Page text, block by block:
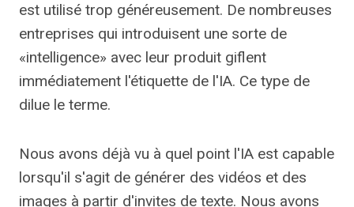
est utilisé trop généreusement. De nombreuses
entreprises qui introduisent une sorte de
«intelligence» avec leur produit giflent
immédiatement l'étiquette de l'IA. Ce type de
dilue le terme.
Nous avons déjà vu à quel point l'IA est capable
lorsqu'il s'agit de générer des vidéos et des
images à partir d'invites de texte. Nous avons